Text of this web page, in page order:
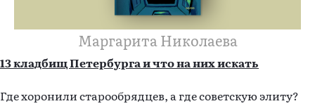
Маргарита Николаева
13 кладбищ Петербурга и что на них искать
Где хоронили старообрядцев, а где советскую элиту?